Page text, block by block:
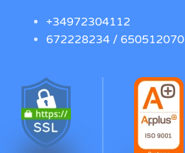
+34972304112
672228234 / 650512070